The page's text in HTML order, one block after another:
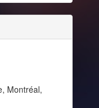
Montréal,